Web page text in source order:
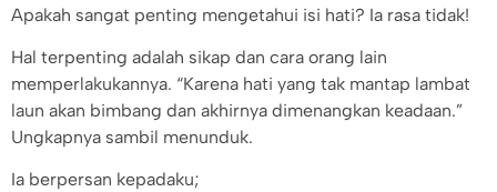
Apakah sangat penting mengetahui isi hati? Ia rasa tidak!
Hal terpenting adalah sikap dan cara orang lain
memperlakukannya. “Karena hati yang tak mantap lambat
laun akan bimbang dan akhirnya dimenangkan keadaan.”
Ungkapnya sambil menunduk.
Ia berpersan kepadaku;